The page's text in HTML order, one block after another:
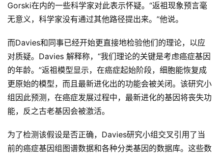
Gorski在内的一些科学家对此表示怀疑。“返祖现象预言毫
无意义，科学家没有通过其他路径提出来。”他说。
而Davies和同事已经开始更直接地检验他们的理论，以应
对质疑。Davies 解释称，“我们理论的关键是考虑癌症基因
的年龄。”返祖模型显示，在癌症起始阶段，细胞能恢复成
更原始的模型，而且最新进化出的功能会被关闭。该研究小
组因此预测，在癌症发展过程中，最新进化的基因将丧失功
能，反之古老基因会被激活。
为了检测该假设是否正确，Davies研究小组交叉引用了当
前的癌症基因组图谱数据和各种分类基因的数据库。这些数